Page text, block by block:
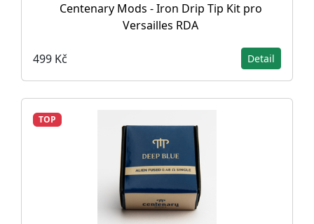
Centenary Mods - Iron Drip Tip Kit pro
Versailles RDA
499 Kč Detail
TOP